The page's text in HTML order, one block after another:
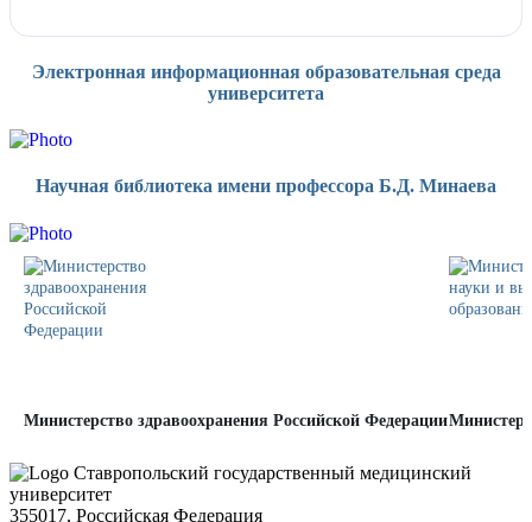
Электронная информационная образовательная среда
университета
Научная библиотека имени профессора Б.Д. Минаева
Министерство здравоохранения Российской Федерации
Ставропольский государственный медицинский
университет
355017, Российская Федерация